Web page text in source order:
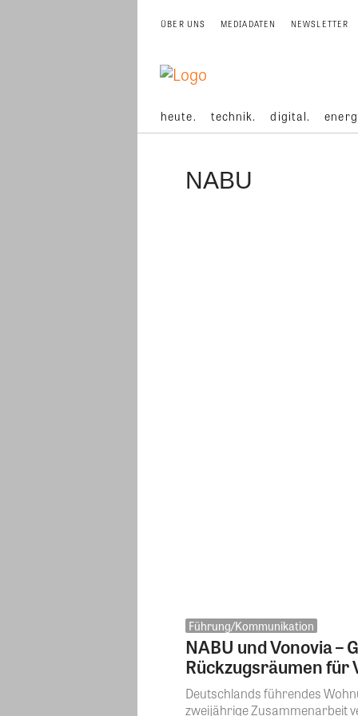
ÜBER UNS MEDIADATEN NEWSLETTER
heute. technik. digital.
NABU
Führung/Kommunikation
NABU und Vonovia
Rückzugsräumen für
Deutschlands führendes
zweijährige Zusammenarbeit